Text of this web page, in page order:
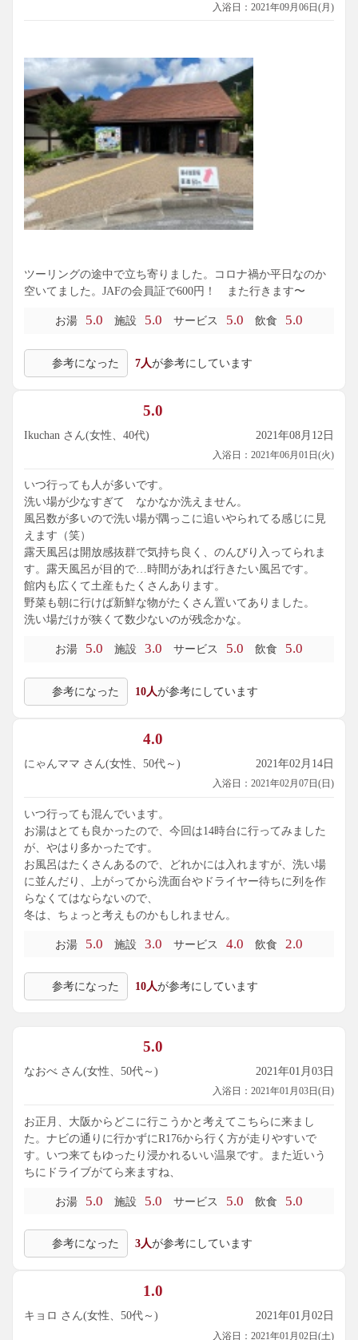
入浴日：2021年09月06日(月)
ツーリングの途中で立ち寄りました。コロナ禍か平日なのか
空いてました。JAFの会員証で600円！ また行きます〜
お湯 5.0 施設 5.0 サービス 5.0 飲食 5.0
参考になった 7人が参考にしています
5.0
Ikuchan さん(女性、40代) 2021年08月12日
入浴日：2021年06月01日(火)
いつ行っても人が多いです。
洗い場が少なすぎて なかなか洗えません。
風呂数が多いので洗い場が隅っこに追いやられてる感じに見
えます（笑）
露天風呂は開放感抜群で気持ち良く、のんびり入ってられま
す。露天風呂が目的で…時間があれば行きたい風呂です。
館内も広くて土産もたくさんあります。
野菜も朝に行けば新鮮な物がたくさん置いてありました。
洗い場だけが狭くて数少ないのが残念かな。
お湯 5.0 施設 3.0 サービス 5.0 飲食 5.0
参考になった 10人が参考にしています
4.0
にゃんママ さん(女性、50代～) 2021年02月14日
入浴日：2021年02月07日(日)
いつ行っても混んでいます。
お湯はとても良かったので、今回は14時台に行ってみました
が、やはり多かったです。
お風呂はたくさんあるので、どれかには入れますが、洗い場
に並んだり、上がってから洗面台やドライヤー待ちに列を作
らなくてはならないので、
冬は、ちょっと考えものかもしれません。
お湯 5.0 施設 3.0 サービス 4.0 飲食 2.0
参考になった 10人が参考にしています
5.0
なおべ さん(女性、50代～) 2021年01月03日
入浴日：2021年01月03日(日)
お正月、大阪からどこに行こうかと考えてこちらに来まし
た。ナビの通りに行かずにR176から行く方が走りやすいで
す。いつ来てもゆったり浸かれるいい温泉です。また近いう
ちにドライブがてら来ますね、
お湯 5.0 施設 5.0 サービス 5.0 飲食 5.0
参考になった 3人が参考にしています
1.0
キョロ さん(女性、50代～) 2021年01月02日
入浴日：2021年01月02日(土)